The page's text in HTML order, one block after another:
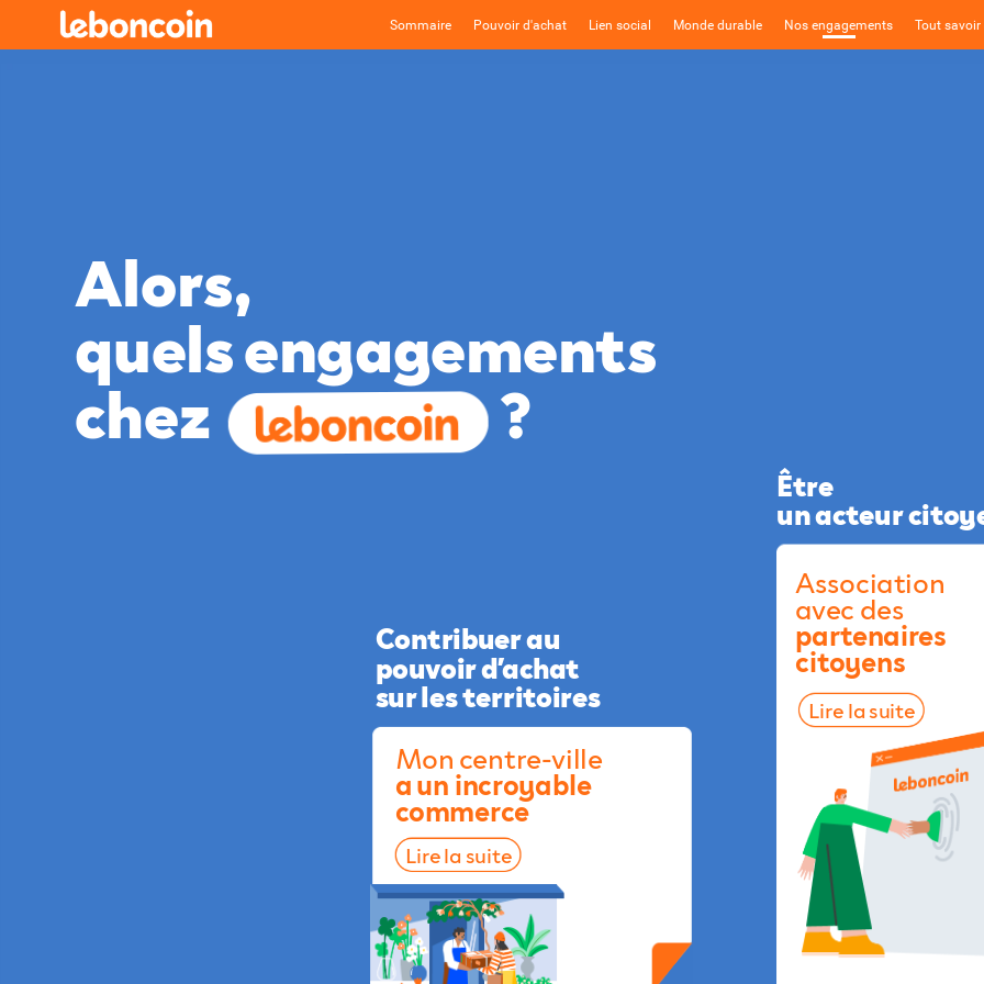
Sommaire Pouvoir d'achat Lien social Monde durable Nos engagements Tout savoir
Alors,
quelsengagements
chez ?
Contribuerau
pouvoird’achat
surlesterritoires
Mon centre-ville
aun incroyable
commerce
Lirela suite
Être
unacteur
Lire lasuite
Association
avec des
partenaires
citoyens